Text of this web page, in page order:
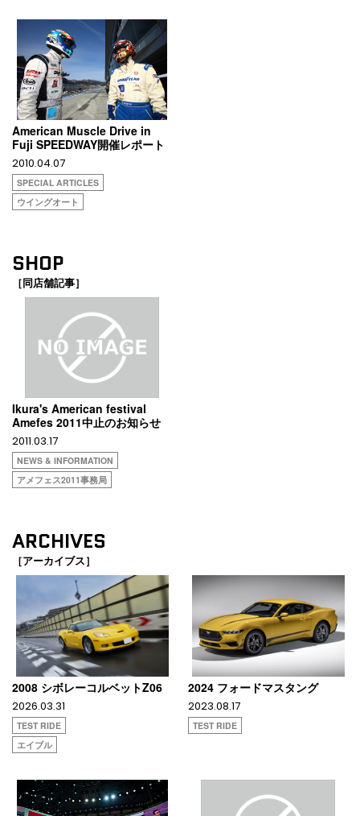
American Muscle Drive in
Fuji SPEEDWAY開催レポート
2010.04.07
SPECIAL ARTICLES
ウイングオート
SHOP
［同店舗記事］
Ikura's American festival
Amefes 2011中止のお知らせ
2011.03.17
NEWS & INFORMATION
アメフェス2011事務局
ARCHIVES
［アーカイブス］
2008 シボレーコルベットZ06
2026.03.31
TEST RIDE
エイブル
2024 フォードマスタング
2023.08.17
TEST RIDE